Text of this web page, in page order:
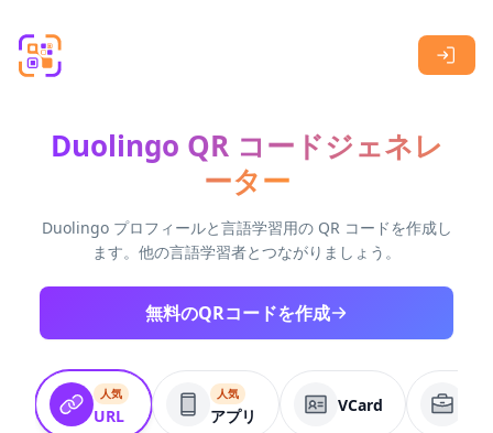
Duolingo QR コードジェネレ
ーター
Duolingo プロフィールと言語学習用の QR コードを作成し
ます。他の言語学習者とつながりましょう。
無料のQRコードを作成
人気
URL
人気
アプリ
VCard